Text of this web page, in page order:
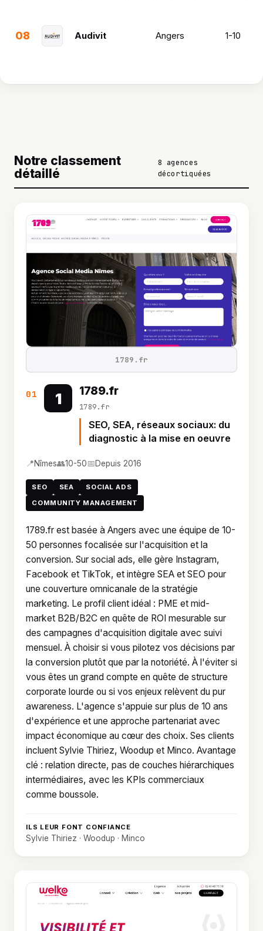
08 Audivit Angers 1-10
Notre classement
détaillé
8 agences
décortiquées
01 1 1789.fr
1789.fr
SEO, SEA, réseaux sociaux: du
diagnostic à la mise en oeuvre
📍Nîmes👥10-50📅Depuis 2016
SEO SEA
SOCIAL ADS
COMMUNITY MANAGEMENT
1789.fr est basée à Angers avec une équipe de 10-
50 personnes focalisée sur l'acquisition et la
conversion. Sur social ads, elle gère Instagram,
Facebook et TikTok, et intègre SEA et SEO pour
une couverture omnicanale de la stratégie
marketing. Le profil client idéal : PME et mid-
market B2B/B2C en quête de ROI mesurable sur
des campagnes d'acquisition digitale avec suivi
mensuel. À choisir si vous pilotez vos décisions par
la conversion plutôt que par la notoriété. À l'éviter si
vous êtes un grand compte en quête de structure
corporate lourde ou si vos enjeux relèvent du pur
awareness. L'agence s'appuie sur plus de 10 ans
d'expérience et une approche partenariat avec
impact économique au cœur des choix. Ses clients
incluent Sylvie Thiriez, Woodup et Minco. Avantage
clé : relation directe, pas de couches hiérarchiques
intermédiaires, avec les KPIs commerciaux
comme boussole.
ILS LEUR FONT CONFIANCE
Sylvie Thiriez · Woodup · Minco
1789.fr